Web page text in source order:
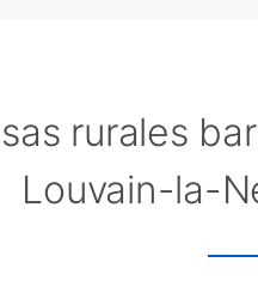
rurales
Louvain-la-